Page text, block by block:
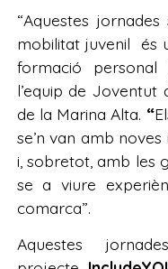
“Aquestes
mobilitat juvenil és
formació personal
l’equip de Joventut
de la Marina Alta. “
se’n van amb
i, sobretot, amb les
se a viure
comarca”.
Aquestes